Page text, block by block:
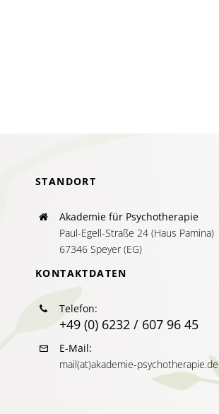
STANDORT
Akademie für Psychotherapie
Paul-Egell-Straße 24 (Haus Pamina)
67346 Speyer (EG)
KONTAKTDATEN
Telefon:
+49 (0) 6232 / 607 96 45
E-Mail:
mail(at)akademie-psychotherapie.de